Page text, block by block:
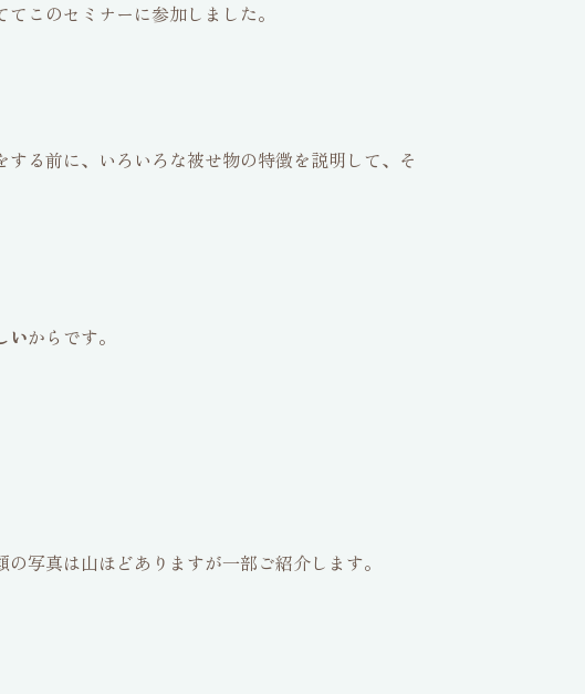
てこのセミナーに参加しました。
る前に、いろいろな被せ物の特徴を説明して、そ
いからです。
写真は山ほどありますが一部ご紹介します。